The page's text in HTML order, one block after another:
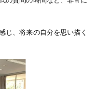
じ、将来の自分を思い描く